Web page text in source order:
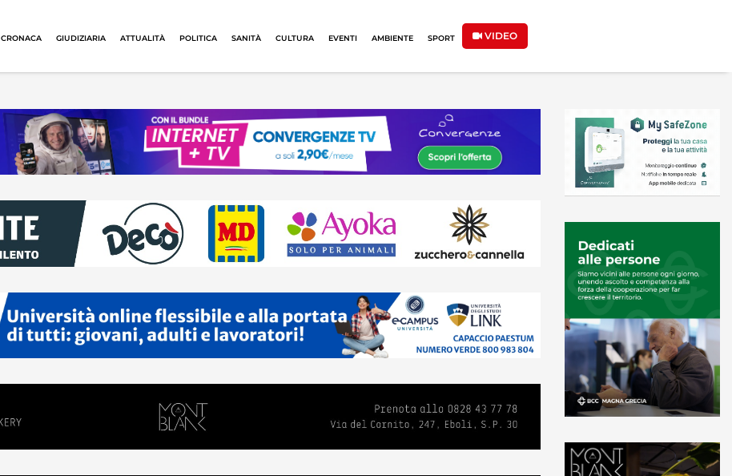
CRONACA GIUDIZIARIA ATTUALITÀ POLITICA SANITÀ CULTURA EVENTI AMBIENTE SPORT VIDEO